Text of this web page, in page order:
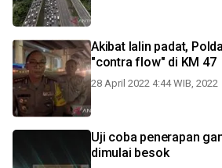
Akibat lalin padat,
"contra flow" di KM 47
28 April 2022 4:44 WIB, 2022
Uji coba penerapan
dimulai besok